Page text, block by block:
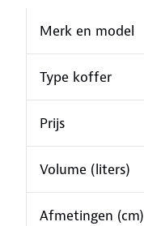
Merk en model
Type koffer
Prijs
Volume (liters)
Afmetingen (cm)